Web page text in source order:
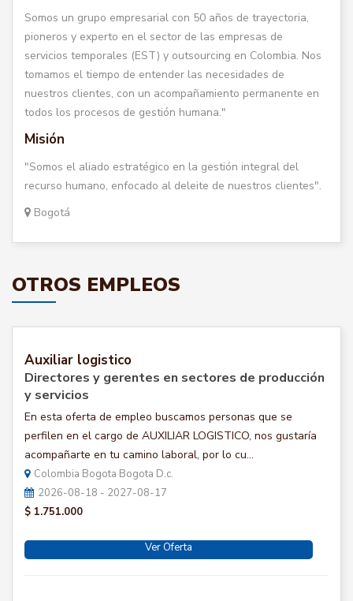
Somos un grupo empresarial con 50 años de trayectoria,
pioneros y experto en el sector de las empresas de
servicios temporales (EST) y outsourcing en Colombia. Nos
tomamos el tiempo de entender las necesidades de
nuestros clientes, con un acompañamiento permanente en
todos los procesos de gestión humana."
Misión
"Somos el aliado estratégico en la gestión integral del
recurso humano, enfocado al deleite de nuestros clientes".
Bogotá
OTROS EMPLEOS
Auxiliar logistico
Directores y gerentes en sectores de producción
y servicios
En esta oferta de empleo buscamos personas que se
perfilen en el cargo de AUXILIAR LOGISTICO, nos gustaría
acompañarte en tu camino laboral, por lo cu...
Colombia Bogota Bogota D.c.
2026-08-18 - 2027-08-17
$ 1.751.000
Ver Oferta